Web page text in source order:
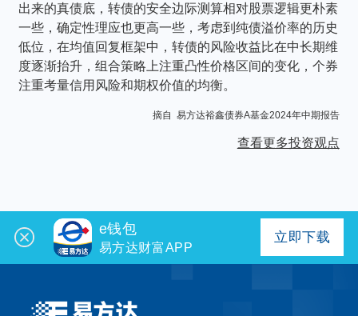
出来的真债底，转债的安全边际测算相对股票逻辑更朴素
一些，确定性理应也更高一些，考虑到纯债溢价率的历史
低位，在均值回复框架中，转债的风险收益比在中长期维
度逐渐抬升，组合策略上注重凸性价格区间的变化，个券
注重考量信用风险和期权价值的均衡。
摘自 易方达裕鑫债券A基金2024年中期报告
查看更多投资观点
e钱包
易方达财富APP
立即下载